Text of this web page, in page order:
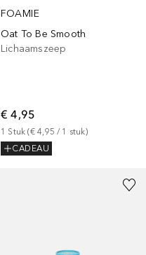
FOAMIE
Oat To Be Smooth
Lichaamszeep
€ 4,95
1 Stuk (€ 4,95 / 1 stuk)
CADEAU